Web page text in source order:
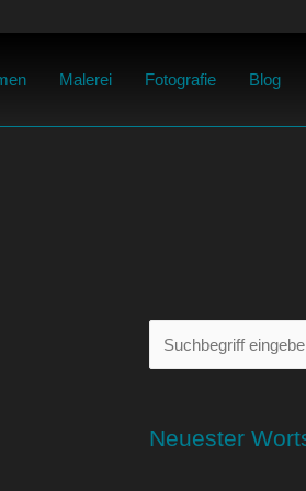
Malerei Fotografie Blog
Neuester